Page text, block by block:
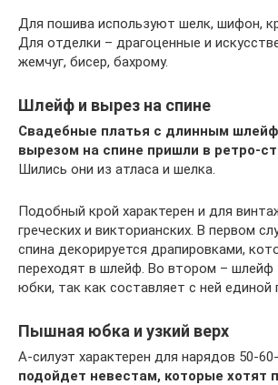
Для пошива используют шелк, шифон,
Для отделки – драгоценные и
жемчуг, бисер, бахрому.
Шлейф и вырез на спине
Свадебные платья с длинным
вырезом на спине пришли в ретро-
Шились они из атласа и шелка.
Подобный крой характерен и для
греческих и викторианских. В первом
спина декорируется драпировками,
переходят в шлейф. Во втором – шлейф
юбки, так как составляет с ней единой
Пышная юбка и узкий верх
А-силуэт характерен для нарядов 50-
подойдет невестам, которые хотят